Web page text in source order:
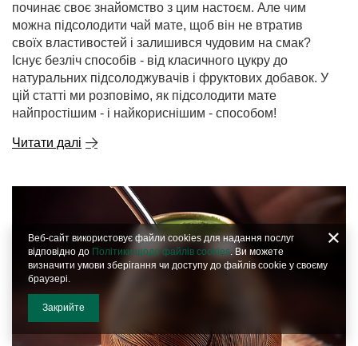
починає своє знайомство з цим настоєм. Але чим
можна підсолодити чай мате, щоб він не втратив
своїх властивостей і залишився чудовим на смак?
Існує безліч способів - від класичного цукру до
натуральних підсолоджувачів і фруктових добавок. У
цій статті ми розповімо, як підсолодити мате
найпростішим - і найкориснішим - способом!
Читати далі
Веб-сайт використовує файли cookies для надання послуг
відповідно до Політики щодо файлів cookies. Ви можете
визначити умови зберігання чи доступу до файлів cookie у своєму
браузері.
Закрийте